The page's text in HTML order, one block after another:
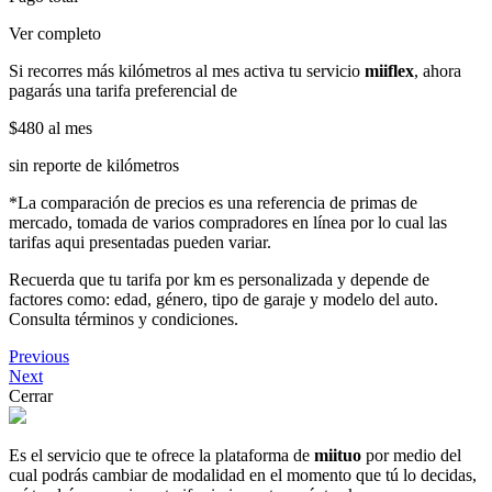
Ver completo
Si recorres más kilómetros al mes activa tu servicio miiflex, ahora
pagarás una tarifa preferencial de
$480 al mes
sin reporte de kilómetros
*La comparación de precios es una referencia de primas de
mercado, tomada de varios compradores en línea por lo cual las
tarifas aqui presentadas pueden variar.
Recuerda que tu tarifa por km es personalizada y depende de
factores como: edad, género, tipo de garaje y modelo del auto.
Consulta términos y condiciones.
Previous
Next
Cerrar
Es el servicio que te ofrece la plataforma de miituo por medio del
cual podrás cambiar de modalidad en el momento que tú lo decidas,